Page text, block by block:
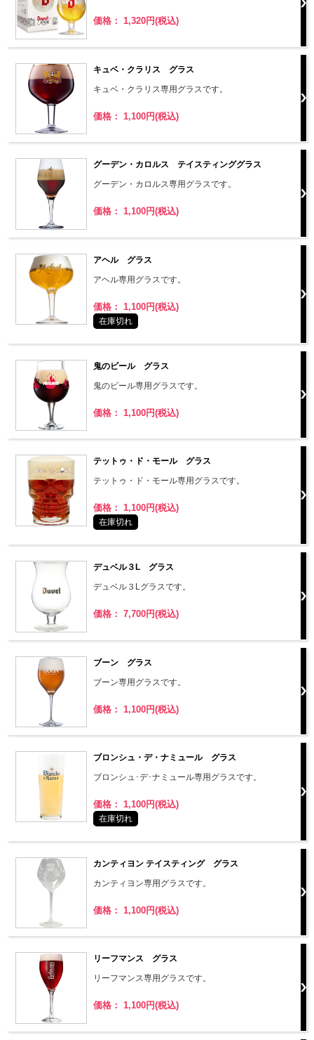
価格： 1,320円(税込)
キュベ・クラリス グラス
キュベ・クラリス専用グラスです。
価格： 1,100円(税込)
グーデン・カロルス テイスティンググラス
グーデン・カロルス専用グラスです。
価格： 1,100円(税込)
アヘル グラス
アヘル専用グラスです。
価格： 1,100円(税込)
在庫切れ
鬼のビール グラス
鬼のビール専用グラスです。
価格： 1,100円(税込)
テットゥ・ド・モール グラス
テットゥ・ド・モール専用グラスです。
価格： 1,100円(税込)
在庫切れ
デュベル３L グラス
デュベル３Lグラスです。
価格： 7,700円(税込)
ブーン グラス
ブーン専用グラスです。
価格： 1,100円(税込)
ブロンシュ・デ・ナミュール グラス
ブロンシュ･デ･ナミュール専用グラスです。
価格： 1,100円(税込)
在庫切れ
カンティヨン テイスティング グラス
カンティヨン専用グラスです。
価格： 1,100円(税込)
リーフマンス グラス
リーフマンス専用グラスです。
価格： 1,100円(税込)